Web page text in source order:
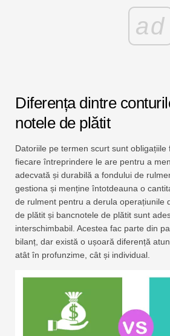
ad
Diferența dintre
notele de plătit
Datoriile pe termen scurt sunt obligațiile
fiecare întreprindere le are pentru a
adecvată și durabilă a fondului de
gestiona și menține întotdeauna o
de rulment pentru a derula operațiunile
de plătit și bancnotele de plătit sunt
interschimbabil. Acestea fac parte din
bilanț, dar există o ușoară diferență
atât în ​​profunzime, cât și individual.